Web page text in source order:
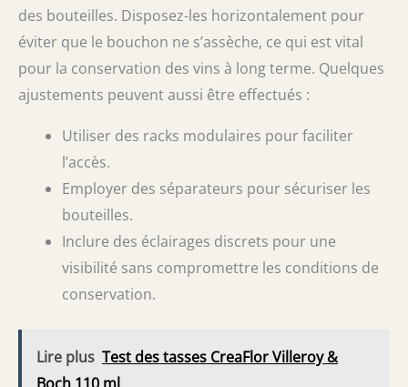
des bouteilles. Disposez-les horizontalement pour
éviter que le bouchon ne s’assèche, ce qui est vital
pour la conservation des vins à long terme. Quelques
ajustements peuvent aussi être effectués :
Utiliser des racks modulaires pour faciliter
l’accès.
Employer des séparateurs pour sécuriser les
bouteilles.
Inclure des éclairages discrets pour une
visibilité sans compromettre les conditions de
conservation.
Lire plus Test des tasses CreaFlor Villeroy &